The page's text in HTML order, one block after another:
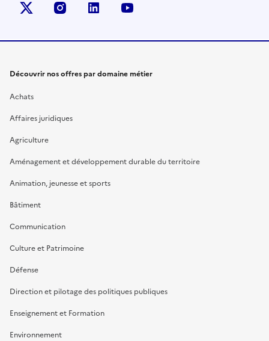
X (anciennement Twitter)
instagramlinkedin
Découvrir nos offres par domaine métier
Achats
Affaires juridiques
Agriculture
Aménagement et développement durable du territoire
Animation, jeunesse et sports
Bâtiment
Communication
Culture et Patrimoine
Défense
Direction et pilotage des politiques publiques
Enseignement et Formation
Environnement